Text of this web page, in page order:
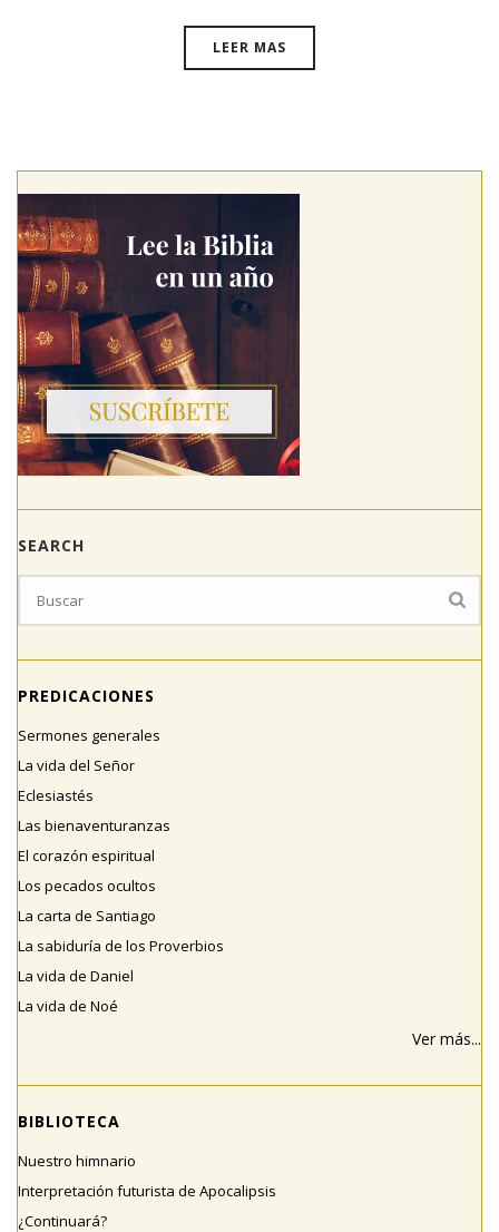
LEER MAS
SEARCH
PREDICACIONES
Sermones generales
La vida del Señor
Eclesiastés
Las bienaventuranzas
El corazón espiritual
Los pecados ocultos
La carta de Santiago
La sabiduría de los Proverbios
La vida de Daniel
La vida de Noé
Ver más...
BIBLIOTECA
Nuestro himnario
Interpretación futurista de Apocalipsis
¿Continuará?